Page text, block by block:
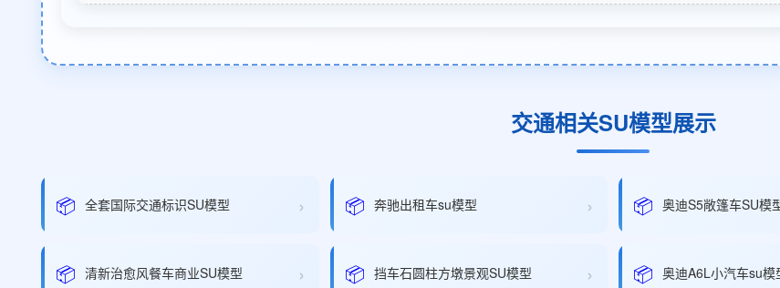
交通相关SU模型展示
📦 全套国际交通标识SU模型 › 📦 奔驰出租车su模型 › 📦 奥迪S5敞篷车SU模
📦 清新治愈风餐车商业SU模型 › 📦 挡车石圆柱方墩景观SU模型 › 📦 奥迪A6L小汽车su模